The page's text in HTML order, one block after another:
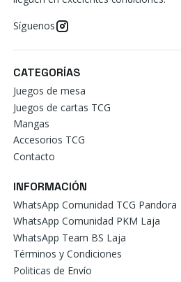
Síguenos
CATEGORÍAS
Juegos de mesa
Juegos de cartas TCG
Mangas
Accesorios TCG
Contacto
INFORMACIÓN
WhatsApp Comunidad TCG Pandora
WhatsApp Comunidad PKM Laja
WhatsApp Team BS Laja
Términos y Condiciones
Politicas de Envío